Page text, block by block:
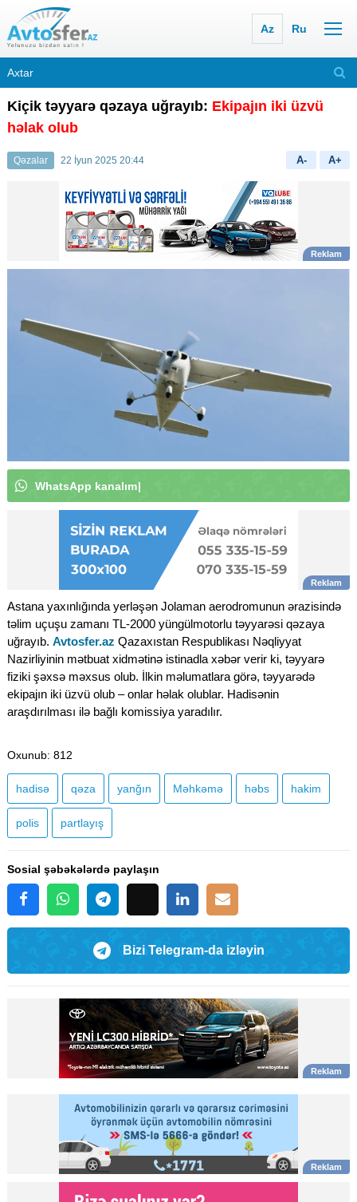
Az Ru
Kiçik təyyarə qəzaya uğrayıb: Ekipajın iki üzvü
həlak olub
Qəzalar 22 İyun 2025 20:44 A- A+
WhatsApp kanalımı
Astana yaxınlığında yerləşən Jolaman aerodromunun ərazisində
təlim uçuşu zamanı TL-2000 yüngülmotorlu təyyarəsi qəzaya
uğrayıb. Avtosfer.az Qazaxıstan Respublikası Nəqliyyat
Nazirliyinin mətbuat xidmətinə istinadla xəbər verir ki, təyyarə
fiziki şəxsə məxsus olub. İlkin məlumatlara görə, təyyarədə
ekipajın iki üzvü olub – onlar həlak olublar. Hadisənin
araşdırılması ilə bağlı komissiya yaradılır.
Oxunub: 812
hadisə qəza yanğın Məhkəmə həbs hakim
polis partlayış
Sosial şəbəkələrdə paylaşın
Bizi Telegram-da izləyin